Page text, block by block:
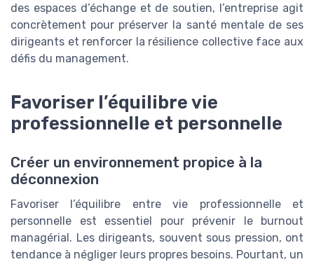
des espaces d’échange et de soutien, l’entreprise agit
concrètement pour préserver la santé mentale de ses
dirigeants et renforcer la résilience collective face aux
défis du management.
Favoriser l’équilibre vie
professionnelle et personnelle
Créer un environnement propice à la
déconnexion
Favoriser l’équilibre entre vie professionnelle et
personnelle est essentiel pour prévenir le burnout
managérial. Les dirigeants, souvent sous pression, ont
tendance à négliger leurs propres besoins. Pourtant, un